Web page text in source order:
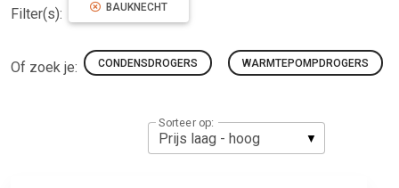
Filter(s): BAUKNECHT
Of zoek je: CONDENSDROGERS WARMTEPOMPDROGERS
Sorteer op: